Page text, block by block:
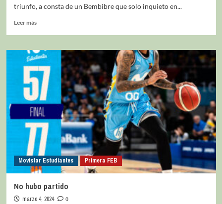
triunfo, a consta de un Bembibre que solo inquieto en...
Leer más
Movistar Estudiantes Primera FEB
No hubo partido
marzo 4, 2024
0